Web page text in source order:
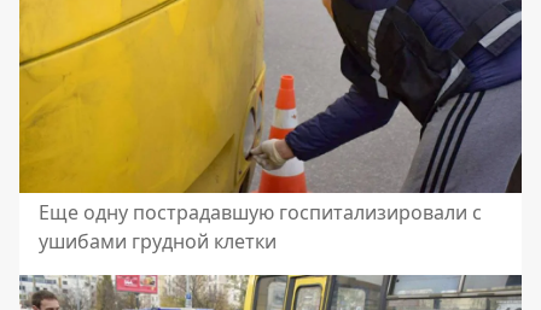
Еще одну пострадавшую госпитализировали с
ушибами грудной клетки